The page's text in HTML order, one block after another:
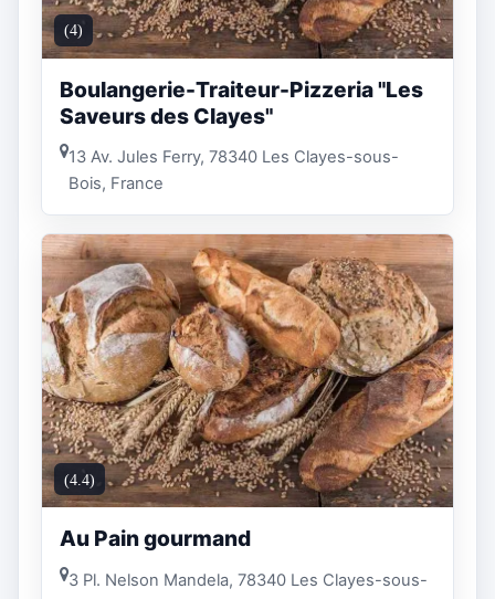
(4)
Boulangerie-Traiteur-Pizzeria "Les
Saveurs des Clayes"
13 Av. Jules Ferry, 78340 Les Clayes-sous-
Bois, France
(4.4)
Au Pain gourmand
3 Pl. Nelson Mandela, 78340 Les Clayes-sous-